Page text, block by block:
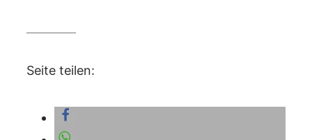
Seite teilen: